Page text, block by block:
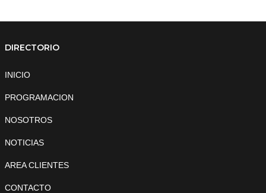
DIRECTORIO
INICIO
PROGRAMACION
NOSOTROS
NOTICIAS
AREA CLIENTES
CONTACTO